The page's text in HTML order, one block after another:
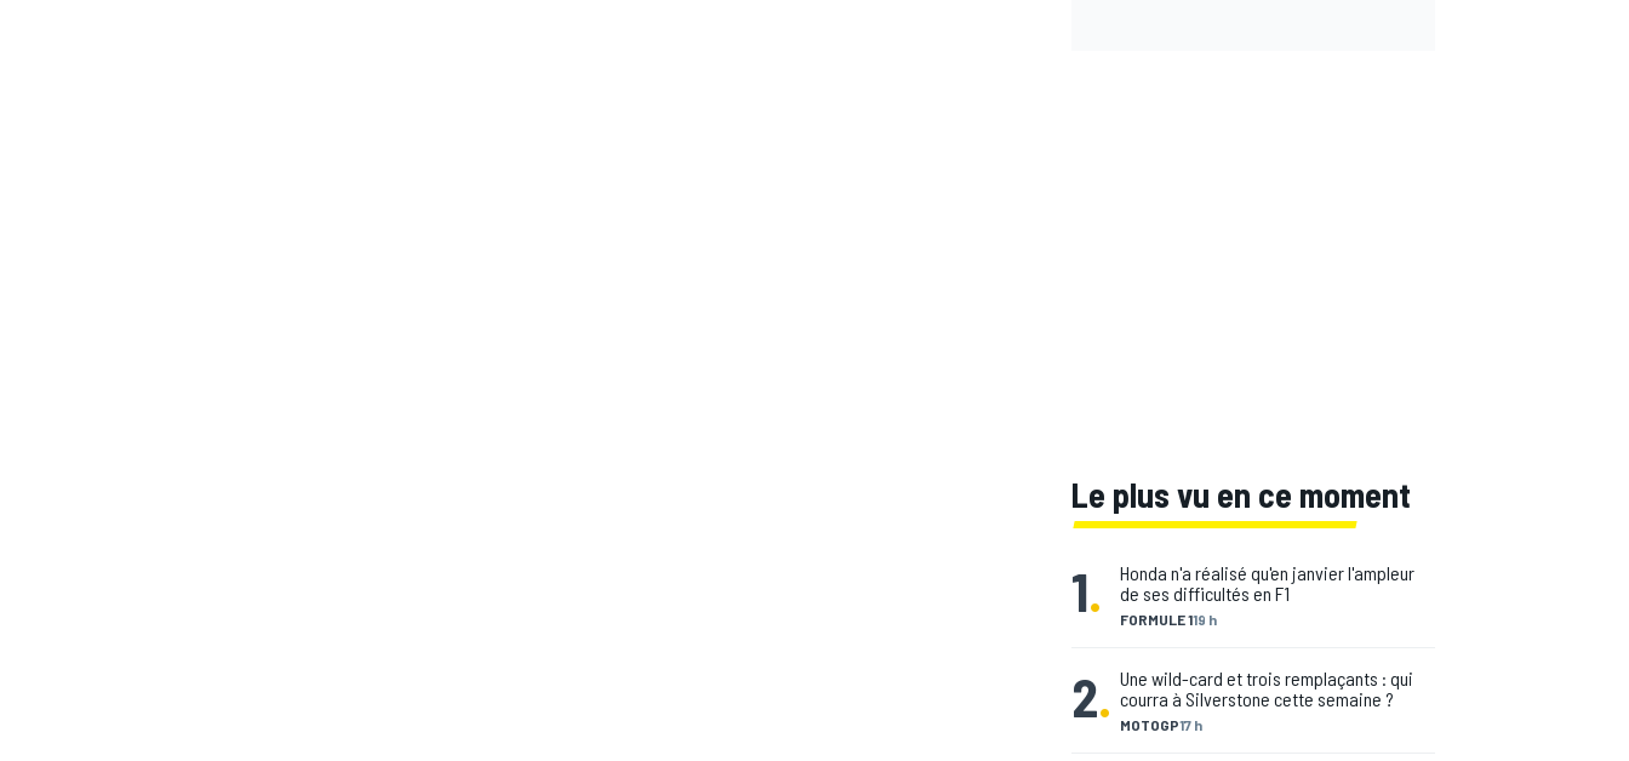
Le plus vu en ce moment
1. FORMULE 119 h
Honda n'a réalisé qu'en janvier l'ampleur
de ses difficultés en F1
2. MOTOGP17 h
Une wild-card et trois remplaçants : qui
courra à Silverstone cette semaine ?